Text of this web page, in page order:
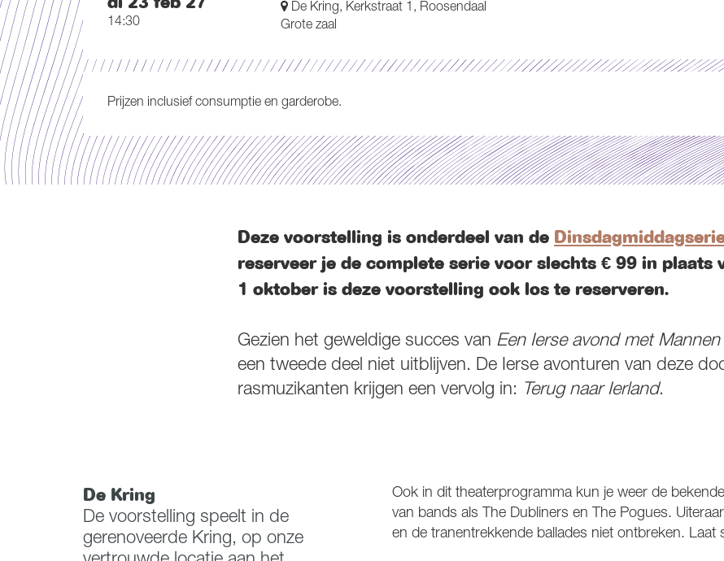
14:30
De Kring, Kerkstraat 1, Roosendaal
Grote zaal
Prijzen inclusief consumptie en garderobe.
Deze voorstelling is onderdeel van de
reserveer je de complete serie voor slechts € 99 in plaats
1 oktober is deze voorstelling ook los te reserveren.
Gezien het geweldige succes van Een Ierse avond met
een tweede deel niet uitblijven. De Ierse avonturen van deze
rasmuzikanten krijgen een vervolg in: Terug naar Ierland.
Ook in dit theaterprogramma kun je weer de
van bands als The Dubliners en The Pogues.
en de tranentrekkende ballades niet ontbreken. Laat
De Kring
De voorstelling speelt in de
gerenoveerde Kring, op onze